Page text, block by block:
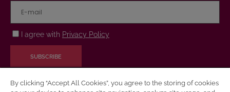
I agree with Privacy Policy
SUBSCRIBE
By clicking “Accept All Cookies”, you agree to the storing of cookies